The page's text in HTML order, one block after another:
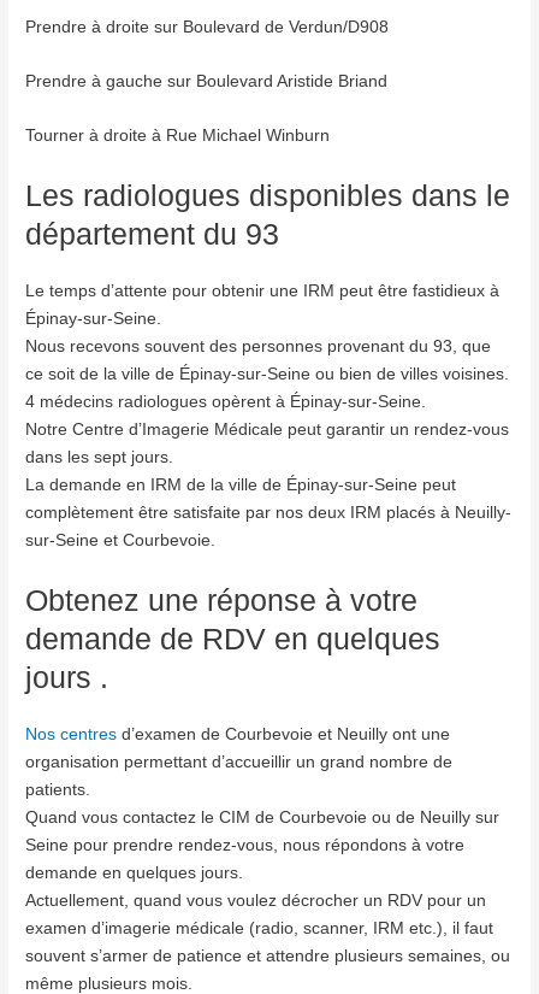
Prendre à droite sur Boulevard de Verdun/D908
Prendre à gauche sur Boulevard Aristide Briand
Tourner à droite à Rue Michael Winburn
Les radiologues disponibles dans le
département du 93
Le temps d’attente pour obtenir une IRM peut être fastidieux à
Épinay-sur-Seine.
Nous recevons souvent des personnes provenant du 93, que
ce soit de la ville de Épinay-sur-Seine ou bien de villes voisines.
4 médecins radiologues opèrent à Épinay-sur-Seine.
Notre Centre d’Imagerie Médicale peut garantir un rendez-vous
dans les sept jours.
La demande en IRM de la ville de Épinay-sur-Seine peut
complètement être satisfaite par nos deux IRM placés à Neuilly-
sur-Seine et Courbevoie.
Obtenez une réponse à votre
demande de RDV en quelques
jours .
Nos centres d’examen de Courbevoie et Neuilly ont une
organisation permettant d’accueillir un grand nombre de
patients.
Quand vous contactez le CIM de Courbevoie ou de Neuilly sur
Seine pour prendre rendez-vous, nous répondons à votre
demande en quelques jours.
Actuellement, quand vous voulez décrocher un RDV pour un
examen d’imagerie médicale (radio, scanner, IRM etc.), il faut
souvent s’armer de patience et attendre plusieurs semaines, ou
même plusieurs mois.